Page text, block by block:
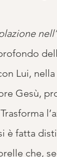
Lui,
Gesù,
è fatta
che,